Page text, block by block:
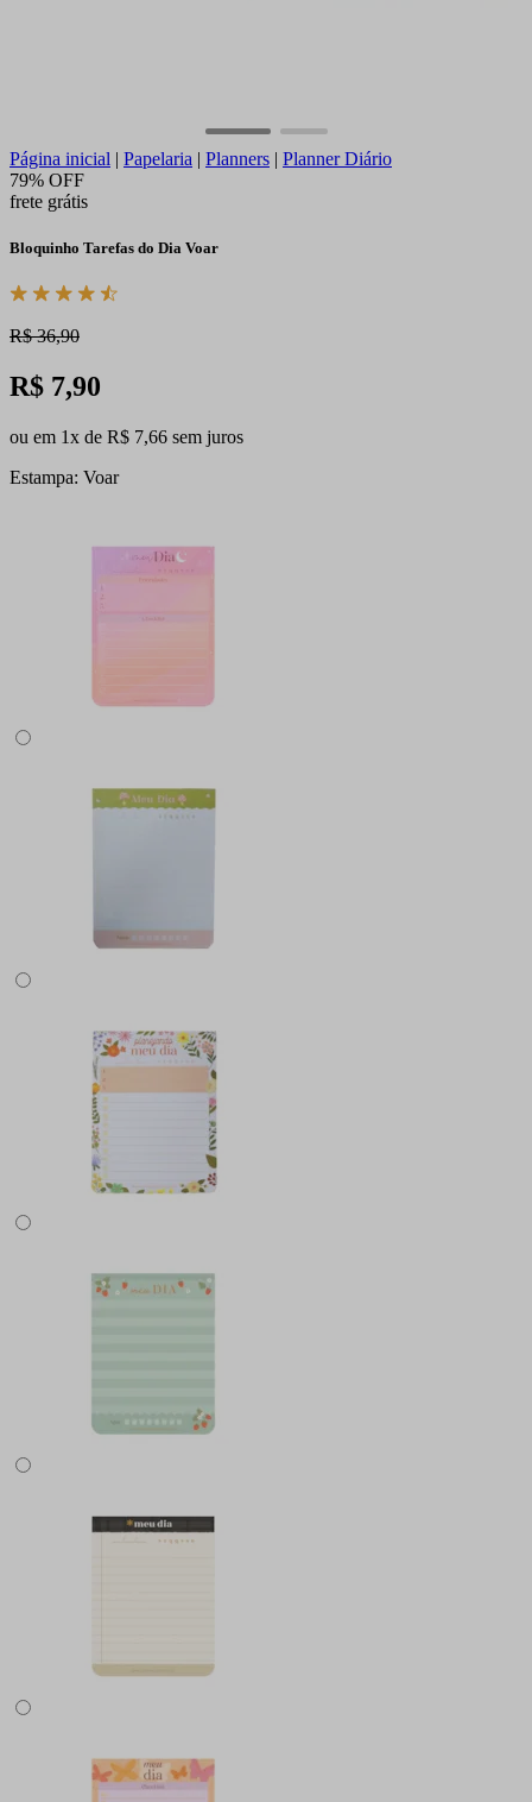
Página inicial | Papelaria | Planners | Planner Diário
79% OFF
frete grátis
Bloquinho Tarefas do Dia Voar
R$ 36,90
R$ 7,90
ou em 1x de R$ 7,66 sem juros
Estampa: Voar